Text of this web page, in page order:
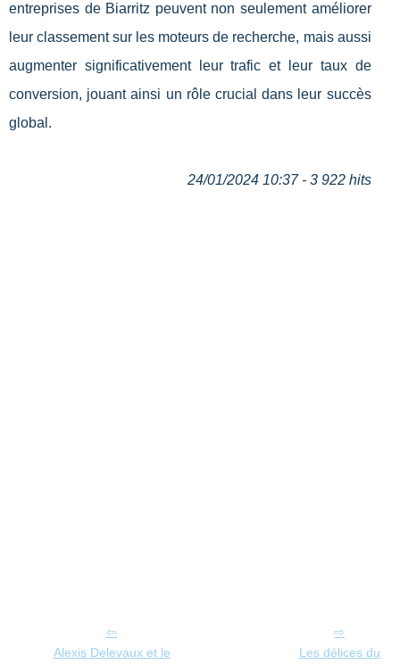
entreprises de Biarritz peuvent non seulement améliorer
leur classement sur les moteurs de recherche, mais aussi
augmenter significativement leur trafic et leur taux de
conversion, jouant ainsi un rôle crucial dans leur succès
global.
24/01/2024 10:37 - 3 922 hits
Alexis Delevaux et le
Les délices du